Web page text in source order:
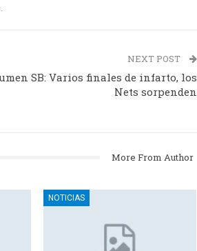
NEXT POST
SB: Varios finales de infarto, los
Nets sorpenden
More From Author
NOTICIAS